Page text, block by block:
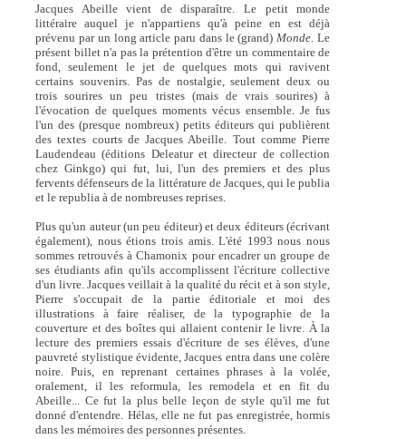
Jacques Abeille vient de disparaître. Le petit monde
littéraire auquel je n'appartiens qu'à peine en est déjà
prévenu par un long article paru dans le (grand) Monde . Le
présent billet n'a pas la prétention d'être un commentaire de
fond, seulement le jet de quelques mots qui ravivent
certains souvenirs. Pas de nostalgie, seulement deux ou
trois sourires un peu tristes (mais de vrais sourires) à
l'évocation de quelques moments vécus ensemble. Je fus
l'un des (presque nombreux) petits éditeurs qui publièrent
des textes courts de Jacques Abeille. Tout comme Pierre
Laudendeau (éditions Deleatur et directeur de collection
chez Ginkgo) qui fut, lui, l'un des premiers et des plus
fervents défenseurs de la littérature de Jacques, qui le publia
et le republia à de nombreuses reprises.
Plus qu'un auteur (un peu éditeur) et deux éditeurs (écrivant
également), nous étions trois amis. L'été 1993 nous nous
sommes retrouvés à Chamonix pour encadrer un groupe de
ses étudiants afin qu'ils accomplissent l'écriture collective
d'un livre. Jacques veillait à la qualité du récit et à son style,
Pierre s'occupait de la partie éditoriale et moi des
illustrations à faire réaliser, de la typographie de la
couverture et des boîtes qui allaient contenir le livre. À la
lecture des premiers essais d'écriture de ses élèves, d'une
pauvreté stylistique évidente, Jacques entra dans une colère
noire. Puis, en reprenant certaines phrases à la volée,
oralement, il les reformula, les remodela et en fit du
Abeille... Ce fut la plus belle leçon de style qu'il me fut
donné d'entendre. Hélas, elle ne fut pas enregistrée, hormis
dans les mémoires des personnes présentes.